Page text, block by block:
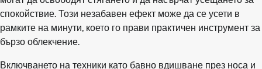
спокойствие. Този незабавен ефект може да се усети в
рамките на минути, което го прави практичен инструмент за
бързо облекчение.
Включването на техники като бавно вдишване през носа и